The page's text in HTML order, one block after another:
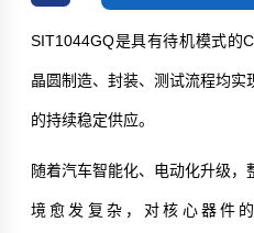
SIT1044GQ是具有待机模式的
晶圆制造、封装、测试流程均实
的持续稳定供应。
随着汽车智能化、电动化升级
境愈发复杂，对核心器件